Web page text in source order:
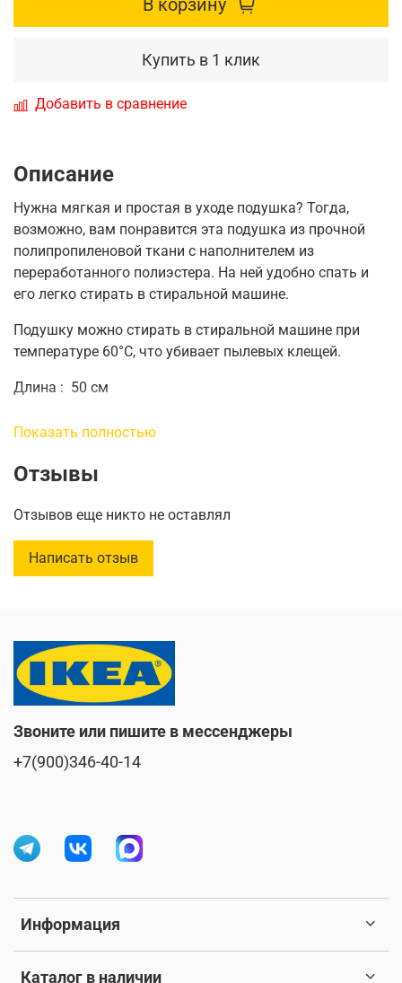
В корзину
Купить в 1 клик
Добавить в сравнение
Описание
Нужна мягкая и простая в уходе подушка? Тогда,
возможно, вам понравится эта подушка из прочной
полипропиленовой ткани с наполнителем из
переработанного полиэстера. На ней удобно спать и
его легко стирать в стиральной машине.
Подушку можно стирать в стиральной машине при
температуре 60°C, что убивает пылевых клещей.
Длина : 50 см
Ширина
Показать полностью
Отзывы
Отзывов еще никто не оставлял
Написать отзыв
Информация
Каталог в наличии
Звоните или пишите в мессенджеры
+7(900)346-40-14